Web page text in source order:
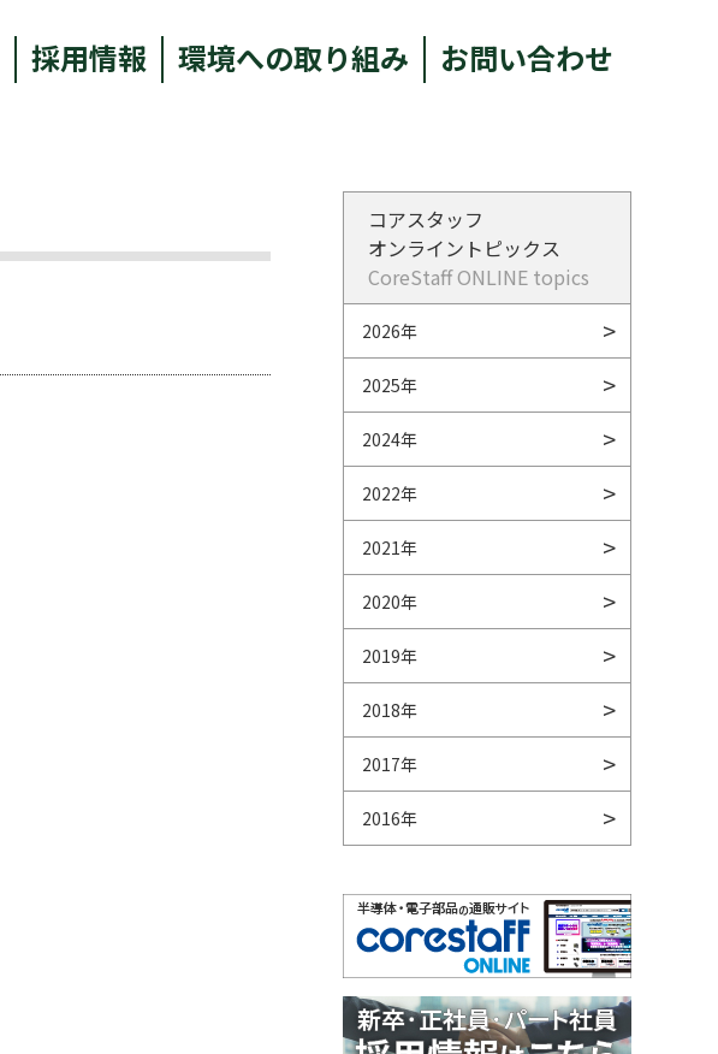
採用情報 環境への取り組み お問い合わせ
コアスタッフ
オンライントピックス
CoreStaff ONLINE topics
2026年
2025年
2024年
2022年
2021年
2020年
2019年
2018年
2017年
2016年